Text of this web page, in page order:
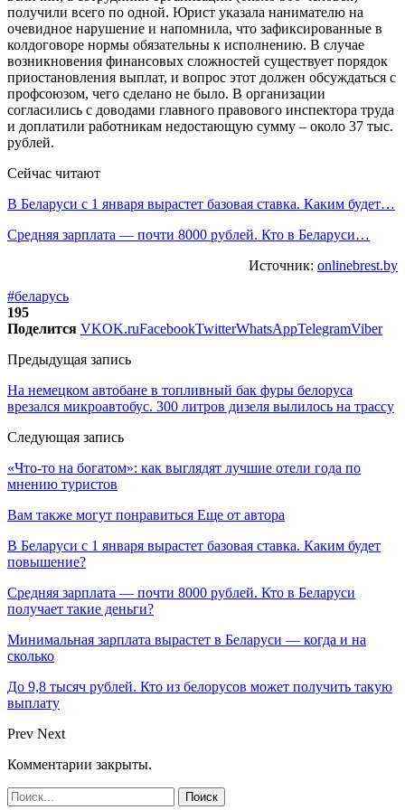
получили всего по одной. Юрист указала нанимателю на
очевидное нарушение и напомнила, что зафиксированные в
колдоговоре нормы обязательны к исполнению. В случае
возникновения финансовых сложностей существует порядок
приостановления выплат, и вопрос этот должен обсуждаться с
профсоюзом, чего сделано не было. В организации
согласились с доводами главного правового инспектора труда
и доплатили работникам недостающую сумму – около 37 тыс.
рублей.
Сейчас читают
В Беларуси с 1 января вырастет базовая ставка. Каким будет…
Средняя зарплата — почти 8000 рублей. Кто в Беларуси…
Источник: onlinebrest.by
#беларусь
195
Поделится VKOK.ruFacebookTwitterWhatsAppTelegramViber
Предыдущая запись
На немецком автобане в топливный бак фуры белоруса
врезался микроавтобус. 300 литров дизеля вылилось на трассу
Следующая запись
«Что-то на богатом»: как выглядят лучшие отели года по
мнению туристов
Вам также могут понравиться Еще от автора
В Беларуси с 1 января вырастет базовая ставка. Каким будет
повышение?
Средняя зарплата — почти 8000 рублей. Кто в Беларуси
получает такие деньги?
Минимальная зарплата вырастет в Беларуси — когда и на
сколько
До 9,8 тысяч рублей. Кто из белорусов может получить такую
выплату
Prev Next
Комментарии закрыты.